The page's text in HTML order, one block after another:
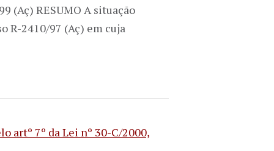
(Aç) RESUMO A situação
R-2410/97 (Aç) em cuja
artº 7º da Lei nº 30-C/2000,